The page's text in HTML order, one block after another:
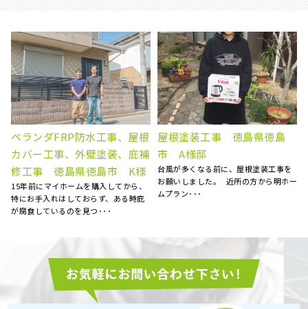
屋根葺き替え工事 瓦屋根か
ら金属屋根へ 雨漏り修理
徳島県徳島市 S様
台風のあと、雨の日に雨漏りして、ホ
ームページで探して電話しました。 見
てもらう･･･
屋根雨漏り補修 徳島県阿波
市 N様邸
天井にシミが出来ていることに気がつ
き、慌てて探した明ホームプランさん
に点検のお願いをしました･･･